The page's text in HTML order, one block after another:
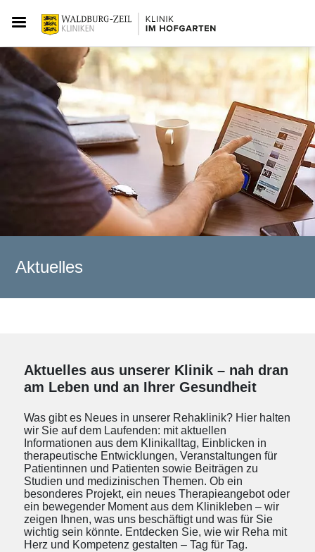
Aktuelles
Aktuelles aus unserer Klinik – nah dran
am Leben und an Ihrer Gesundheit
Was gibt es Neues in unserer Rehaklinik? Hier halten
wir Sie auf dem Laufenden: mit aktuellen
Informationen aus dem Klinikalltag, Einblicken in
therapeutische Entwicklungen, Veranstaltungen für
Patientinnen und Patienten sowie Beiträgen zu
Studien und medizinischen Themen. Ob ein
besonderes Projekt, ein neues Therapieangebot oder
ein bewegender Moment aus dem Klinikleben – wir
zeigen Ihnen, was uns beschäftigt und was für Sie
wichtig sein könnte. Entdecken Sie, wie wir Reha mit
Herz und Kompetenz gestalten – Tag für Tag.